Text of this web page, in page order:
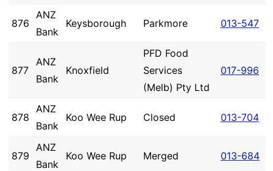
876
ANZ
Bank
Keysborough Parkmore 013-547
877
ANZ
Bank
Knoxfield
PFD Food
Services
(Melb) Pty Ltd
017-996
878
ANZ
Bank
Koo Wee Rup Closed 013-704
879
ANZ
Bank
Koo Wee Rup Merged 013-684